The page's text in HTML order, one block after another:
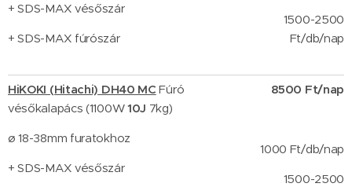
+ SDS-MAX vésőszár
+ SDS-MAX fúrószár
1500-2500
Ft/db/nap
HiKOKI (Hitachi) DH40 MC Fúró
vésőkalapács (1100W10J 7kg)
ø 18-38mm furatokhoz
+ SDS-MAX vésőszár
8500 Ft/nap
1000 Ft/db/nap
1500-2500